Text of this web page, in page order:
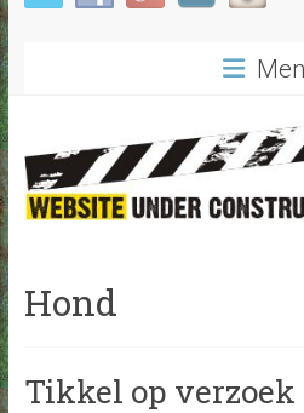
Hond
Tikkel op verzoek